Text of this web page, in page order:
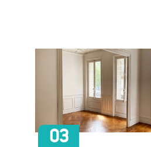
03